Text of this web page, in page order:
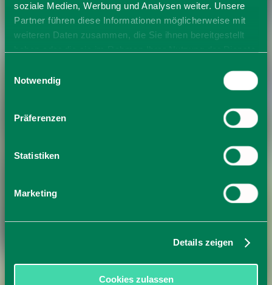
soziale Medien, Werbung und Analysen weiter. Unsere
Partner führen diese Informationen möglicherweise mit
weiteren Daten zusammen, die Sie ihnen bereitgestellt
Cookies, wenn Sie unsere Webseite weiterhin nutzen.
Notwendig
Präferenzen
Statistiken
Marketing
Details zeigen
Cookies zulassen